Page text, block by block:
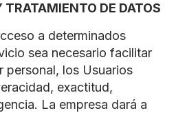
TRATAMIENTO DE DATOS
a determinados
sea necesario facilitar
personal, los Usuarios
exactitud,
La empresa dará a